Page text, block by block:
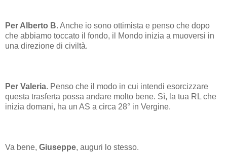
Per Alberto B. Anche io sono ottimista e penso che dopo
che abbiamo toccato il fondo, il Mondo inizia a muoversi in
una direzione di civiltà.
Per Valeria. Penso che il modo in cui intendi esorcizzare
questa trasferta possa andare molto bene. Sì, la tua RL che
inizia domani, ha un AS a circa 28° in Vergine.
Va bene, Giuseppe, auguri lo stesso.